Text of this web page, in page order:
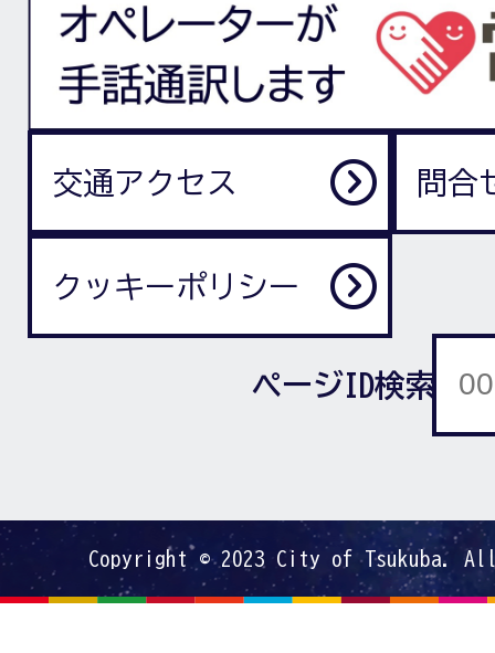
交通アクセス 問合
クッキーポリシー
ページID検索
Copyright © 2023 City of Tsukuba.